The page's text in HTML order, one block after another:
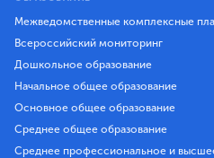
Межведомственные комплексные
Всероссийский мониторинг
Дошкольное образование
Начальное общее образование
Основное общее образование
Среднее общее образование
Среднее профессиональное и